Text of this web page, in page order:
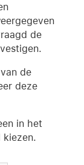
de
de
deze
in het
kiezen.